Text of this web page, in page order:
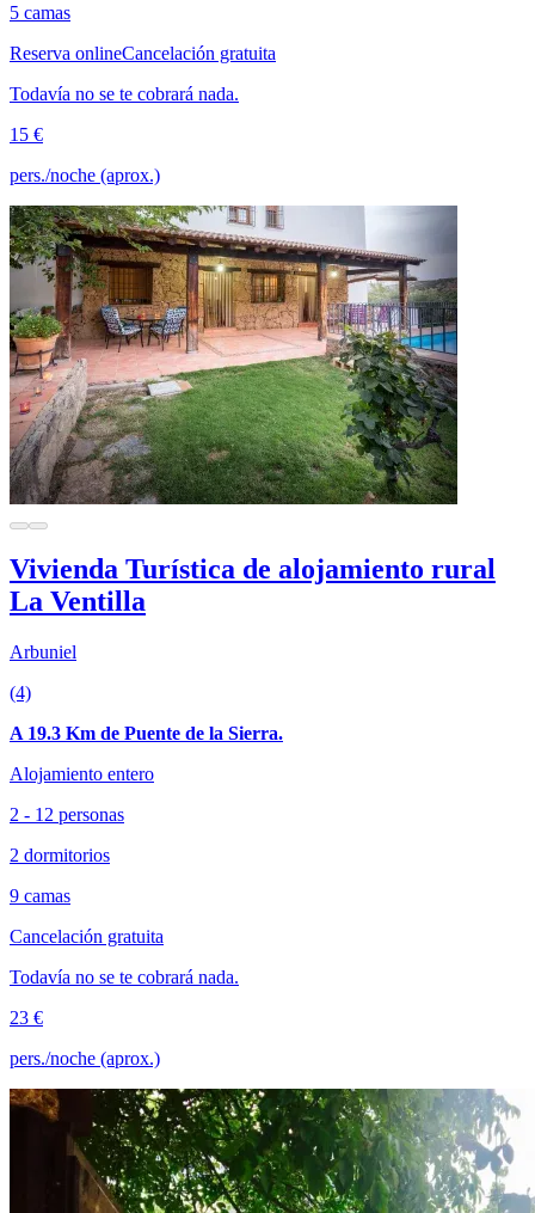
5 camas
Reserva onlineCancelación gratuita
Todavía no se te cobrará nada.
15 €
pers./noche (aprox.)
Vivienda Turística de alojamiento rural
La Ventilla
Arbuniel
(4)
A 19.3 Km de Puente de la Sierra.
Alojamiento entero
2 - 12 personas
2 dormitorios
9 camas
Cancelación gratuita
Todavía no se te cobrará nada.
23 €
pers./noche (aprox.)